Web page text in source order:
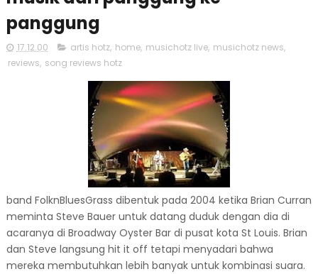
panggung
17.12.00 artis hotz, home, musichotz live, musichotz news,
reviews, song reviews hotz
band FolknBluesGrass dibentuk pada 2004 ketika Brian Curran
meminta Steve Bauer untuk datang duduk dengan dia di
acaranya di Broadway Oyster Bar di pusat kota St Louis. Brian
dan Steve langsung hit it off tetapi menyadari bahwa
mereka membutuhkan lebih banyak untuk kombinasi suara.